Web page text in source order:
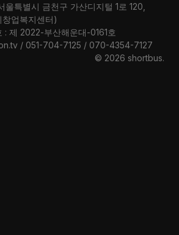
특별시 금천구 가산디지털 1로 120,
업복지센터)
: 제 2022-부산해운대-0161호
/ 051-704-7125 / 070-4354-7127
© 2026 shortbus.